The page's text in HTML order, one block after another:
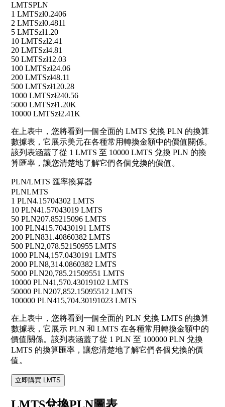
LMTSPLN
1 LMTSzł0.2406
2 LMTSzł0.4811
5 LMTSzł1.20
10 LMTSzł2.41
20 LMTSzł4.81
50 LMTSzł12.03
100 LMTSzł24.06
200 LMTSzł48.11
500 LMTSzł120.28
1000 LMTSzł240.56
5000 LMTSzł1.20K
10000 LMTSzł2.41K
在上表中，您將看到一個全面的 LMTS 兌換 PLN 的換算
數據表，它展示美元在各種常用轉換金額中的價值關係。
該列表涵蓋了從 1 LMTS 至 10000 LMTS 兌換 PLN 的換
算匯率，讓您清楚地了解它們各個兌換的價值。
PLN/LMTS 匯率換算器
PLNLMTS
1 PLN4.15704302 LMTS
10 PLN41.57043019 LMTS
50 PLN207.85215096 LMTS
100 PLN415.70430191 LMTS
200 PLN831.40860382 LMTS
500 PLN2,078.52150955 LMTS
1000 PLN4,157.0430191 LMTS
2000 PLN8,314.0860382 LMTS
5000 PLN20,785.21509551 LMTS
10000 PLN41,570.43019102 LMTS
50000 PLN207,852.15095512 LMTS
100000 PLN415,704.30191023 LMTS
在上表中，您將看到一個全面的 PLN 兌換 LMTS 的換算
數據表，它展示 PLN 和 LMTS 在各種常用轉換金額中的
價值關係。該列表涵蓋了從 1 PLN 至 100000 PLN 兌換
LMTS 的換算匯率，讓您清楚地了解它們各個兌換的價
值。
立即購買 LMTS